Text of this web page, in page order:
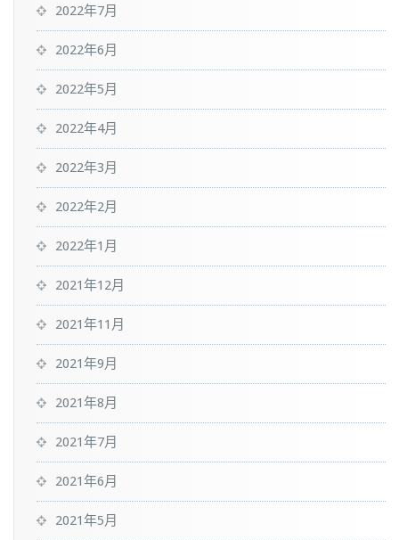
2022年7月
2022年6月
2022年5月
2022年4月
2022年3月
2022年2月
2022年1月
2021年12月
2021年11月
2021年9月
2021年8月
2021年7月
2021年6月
2021年5月